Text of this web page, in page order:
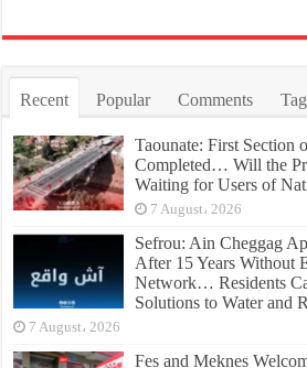
Recent Popular Comments
Taounate: First Section
Completed… Will the
Waiting for Users of
7 August، 2026
Sefrou: Ain Cheggag
After 15 Years Without
Network… Residents
Solutions to Water and
7 August، 2026
Fes and Meknes